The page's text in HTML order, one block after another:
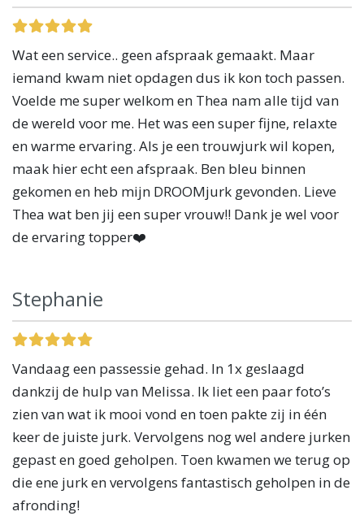
Wat een service.. geen afspraak gemaakt. Maar
iemand kwam niet opdagen dus ik kon toch passen.
Voelde me super welkom en Thea nam alle tijd van
de wereld voor me. Het was een super fijne, relaxte
en warme ervaring. Als je een trouwjurk wil kopen,
maak hier echt een afspraak. Ben bleu binnen
gekomen en heb mijn DROOMjurk gevonden. Lieve
Thea wat ben jij een super vrouw!! Dank je wel voor
de ervaring topper❤️
Stephanie
Vandaag een passessie gehad. In 1x geslaagd
dankzij de hulp van Melissa. Ik liet een paar foto’s
zien van wat ik mooi vond en toen pakte zij in één
keer de juiste jurk. Vervolgens nog wel andere jurken
gepast en goed geholpen. Toen kwamen we terug op
die ene jurk en vervolgens fantastisch geholpen in de
afronding!